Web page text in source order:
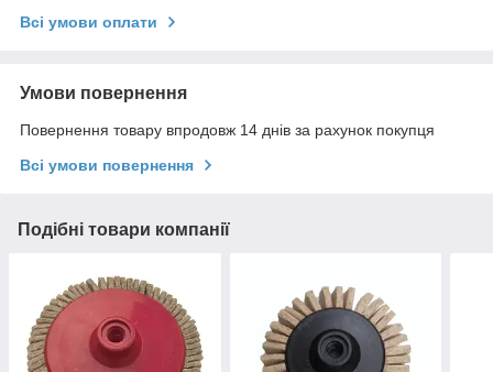
Всі умови оплати
Умови повернення
Повернення товару впродовж 14 днів за рахунок покупця
Всі умови повернення
Подібні товари компанії